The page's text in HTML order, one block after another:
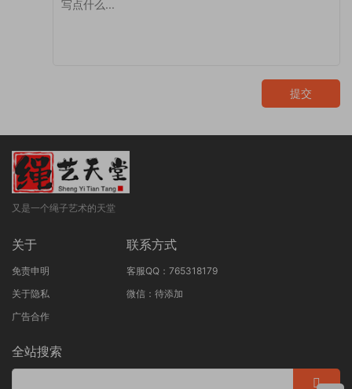
提交
又是一个绳子艺术的天堂
关于
免责申明
关于隐私
广告合作
联系方式
客服QQ：765318179
微信：待添加
全站搜索